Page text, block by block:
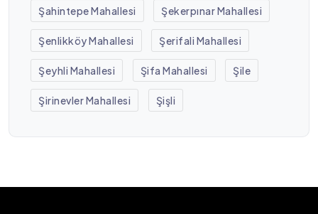
Şahintepe Mahallesi Şekerpınar Mahallesi
Şenlikköy Mahallesi Şerifali Mahallesi
Şeyhli Mahallesi Şifa Mahallesi Şile
Şirinevler Mahallesi Şişli